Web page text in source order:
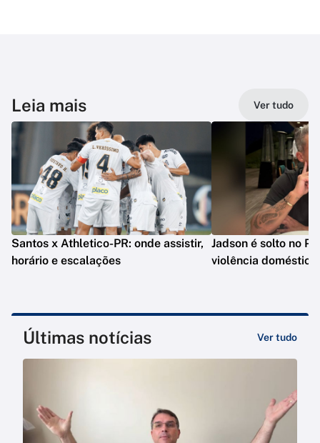
Leia mais Ver tudo
Santos x Athletico-PR: onde assistir,
horário e escalações
Jadson é solto no
violência doméstica
Últimas notícias Ver tudo